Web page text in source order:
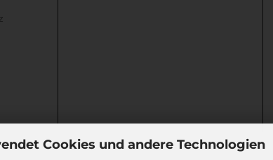
Cookies und andere Technologien